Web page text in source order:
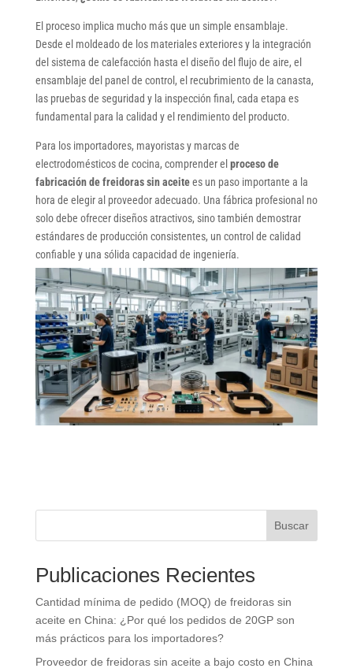
El proceso implica mucho más que un simple ensamblaje.
Desde el moldeado de los materiales exteriores y la integración
del sistema de calefacción hasta el diseño del flujo de aire, el
ensamblaje del panel de control, el recubrimiento de la canasta,
las pruebas de seguridad y la inspección final, cada etapa es
fundamental para la calidad y el rendimiento del producto.
Para los importadores, mayoristas y marcas de
electrodomésticos de cocina, comprender el proceso de
fabricación de freidoras sin aceitees un paso importante a la
hora de elegir al proveedor adecuado. Una fábrica profesional no
solo debe ofrecer diseños atractivos, sino también demostrar
estándares de producción consistentes, un control de calidad
confiable y una sólida capacidad de ingeniería.
Buscar
Publicaciones Recientes
Cantidad mínima de pedido (MOQ) de freidoras sin
aceite en China: ¿Por qué los pedidos de 20GP son
más prácticos para los importadores?
Proveedor de freidoras sin aceite a bajo costo en China